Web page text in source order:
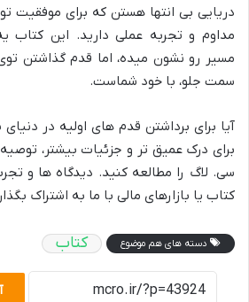
دریایی بی انتها هستن که برای موفقیت
مداوم و تجربه عملی دارید. این کتاب
مسیر رو نشون میده، اما قدم گذاشتن
سمت جلو، با خود شماست.
آیا برای برداشتن قدم های اولیه در دنیای
برای درک عمیق تر و جزئیات بیشتر،
سی. لاگ را مطالعه کنید. دیدگاه ها و
کتاب یا بازارهای مالی با ما به اشتراک
دسته های هم موضوع کتاب